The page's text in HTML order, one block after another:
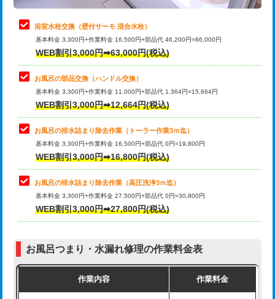
止水・漏水調査・防水処理・清掃・修
理・調整・分解・加工など（中作業）
22,000円
止水・漏水調査・防水処理・清掃・修
理・調整・分解・加工など（重作業）
33,000円
トイレタンク脱着
トイレ便器脱着
タンクレストイレ脱着 33,000円
小便器トイレ脱着
その他部品の脱着 8,800円～
交換・取付（タンク）
交換・取付（普通便座） 11,000円+材料費
交換・取付（温水洗浄便座） 16,500円+材料費
浴室水栓交換（壁付サーモ 混合水栓）
基本料金 3,300円+作業料金 16,500円+部品代 46,200円=66,000円
WEB割引3,000円➡63,000円(税込)
お風呂の部品交換（ハンドル交換）
基本料金 3,300円+作業料金 11,000円+部品代 1,364円=15,664円
WEB割引3,000円➡12,664円(税込)
お風呂の排水詰まり除去作業（トーラー作業3ｍ迄）
基本料金 3,300円+作業料金 16,500円+部品代 0円=19,800円
WEB割引3,000円➡16,800円(税込)
お風呂の排水詰まり除去作業（高圧洗浄3ｍ迄）
基本料金 3,300円+作業料金 27,500円+部品代 0円=30,800円
WEB割引3,000円➡27,800円(税込)
お風呂つまり・水漏れ修理の作業料金表
作業内容 作業料金